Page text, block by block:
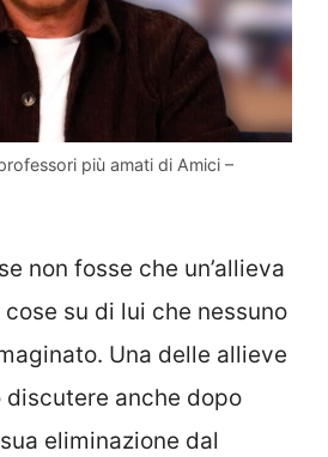
più amati di Amici –
non fosse che un’allieva
su di lui che nessuno
Una delle allieve
anche dopo
eliminazione dal